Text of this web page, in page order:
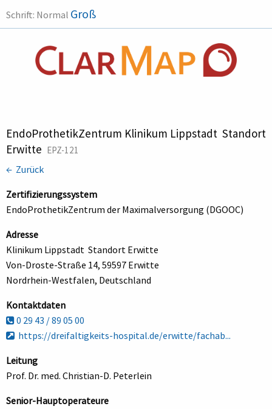
Schrift: Normal Groß
EndoProthetikZentrum Klinikum Lippstadt  Standort
Erwitte EPZ-121
← Zurück
Zertifizierungssystem
EndoProthetikZentrum der Maximalversorgung (DGOOC)
Adresse
Klinikum Lippstadt  Standort Erwitte
Von-Droste-Straße 14, 59597 Erwitte
Nordrhein-Westfalen, Deutschland
Kontaktdaten
0 29 43 / 89 05 00
https://dreifaltigkeits-hospital.de/erwitte/fachab...
Leitung
Prof. Dr. med. Christian-D. Peterlein
Senior-Hauptoperateure